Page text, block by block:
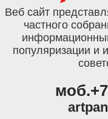
Веб сайт
частного
популяризации и